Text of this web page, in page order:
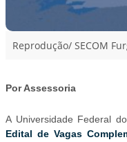
Reprodução/ SECOM
Por Assessoria
A Universidade Federal
Edital de Vagas